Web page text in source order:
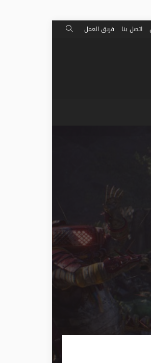
اتصل بنا فريق العمل